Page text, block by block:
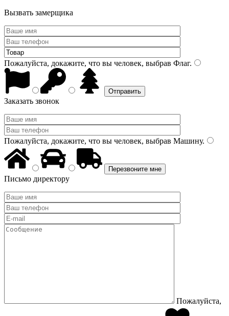
Вызвать замерщика
Пожалуйста, докажите, что вы человек, выбрав Флаг.
Заказать звонок
Пожалуйста, докажите, что вы человек, выбрав Машину.
Письмо директору
Пожалуйста,